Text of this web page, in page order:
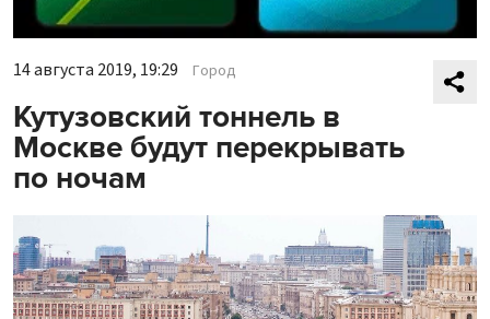
14 августа 2019, 19:29 Город
Кутузовский тоннель в
Москве будут перекрывать
по ночам